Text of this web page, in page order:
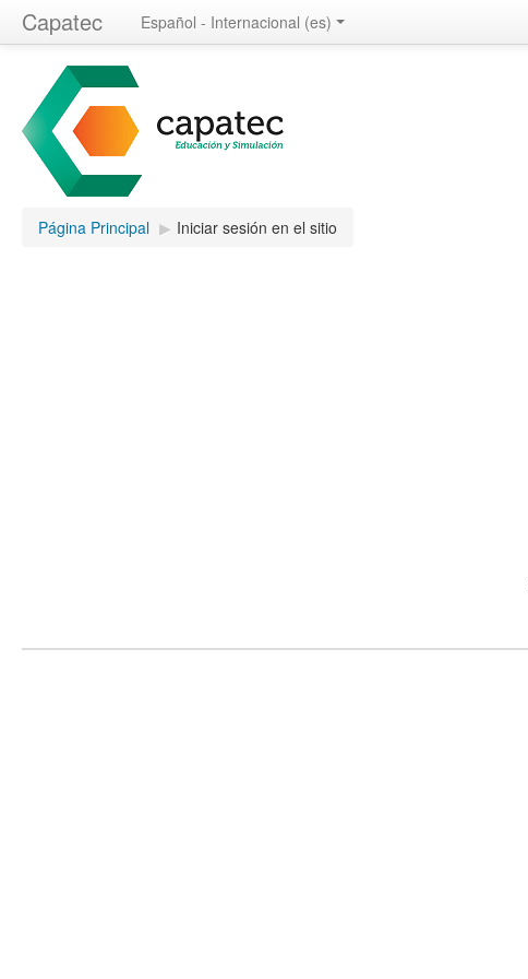
Capatec Español - Internacional ‎(es)‎
Página Principal ▶︎ Iniciar sesión en el sitio